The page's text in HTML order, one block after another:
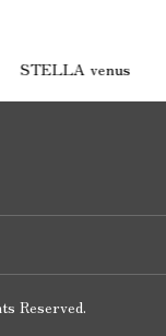
venus
Reserved.